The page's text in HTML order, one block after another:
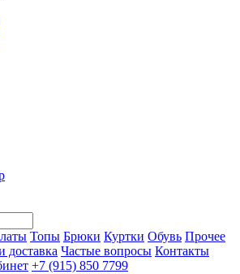
Топы Брюки Куртки Обувь Прочее
доставка Частые вопросы Контакты
+7 (915) 850 7799